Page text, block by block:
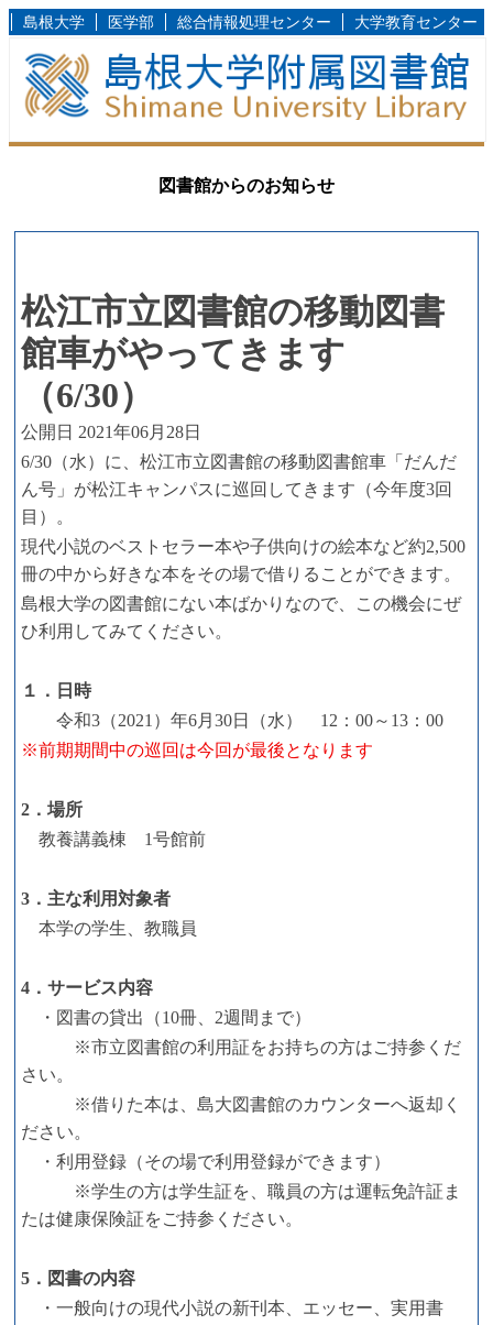
島根大学 医学部 総合情報処理センター 大学教育センター
図書館からのお知らせ
松江市立図書館の移動図書
館車がやってきます
（6/30）
公開日 2021年06月28日
6/30（水）に、松江市立図書館の移動図書館車「だんだ
ん号」が松江キャンパスに巡回してきます（今年度3回
目）。
現代小説のベストセラー本や子供向けの絵本など約2,500
冊の中から好きな本をその場で借りることができます。
島根大学の図書館にない本ばかりなので、この機会にぜ
ひ利用してみてください。
１．日時
令和3（2021）年6月30日（水） 12：00～13：00
※前期期間中の巡回は今回が最後となります
2．場所
教養講義棟 1号館前
3．主な利用対象者
本学の学生、教職員
4．サービス内容
・図書の貸出（10冊、2週間まで）
※市立図書館の利用証をお持ちの方はご持参くだ
さい。
※借りた本は、島大図書館のカウンターへ返却く
ださい。
・利用登録（その場で利用登録ができます）
※学生の方は学生証を、職員の方は運転免許証ま
たは健康保険証をご持参ください。
5．図書の内容
・一般向けの現代小説の新刊本、エッセー、実用書